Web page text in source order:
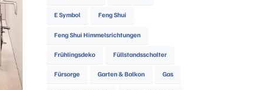
E Symbol Feng Shui
Feng Shui Himmelsrichtungen
Frühlingsdeko Füllstandsschalter
Fürsorge Garten & Balkon Gas